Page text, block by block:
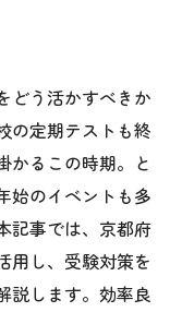
どう活かすべきか
の定期テストも終
かるこの時期。と
始のイベントも多
記事では、京都府
用し、受験対策を
説します。効率良